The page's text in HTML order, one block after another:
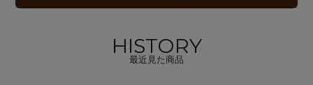
HISTORY
最近見た商品